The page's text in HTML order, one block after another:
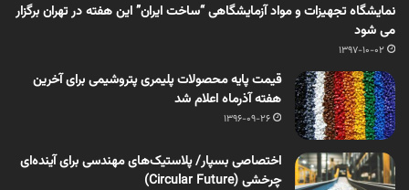
نمایشگاه تجهیزات و مواد آزمایشگاهی “ساخت ایران” این هفته در تهران برگزار
می شود
1397-10-02
قیمت پایه محصولات پلیمری پتروشیمی برای آخرین
هفته آذرماه اعلام شد
1396-09-26
اختصاصی بسپار/ پلاستیک‌های مهندسی برای آینده‌ای
چرخشی (Circular Future)